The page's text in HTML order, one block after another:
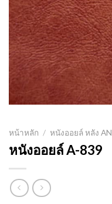
หน้าหลัก / หนังออยล์ หลัง AN
หนังออยล์ A-839